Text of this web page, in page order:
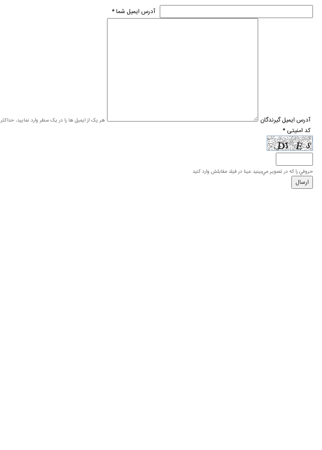
* آدرس ايميل شما
* آدرس ايميل گيرندگان هر یک از ایمیل ها را در یک سطر وارد نمایید، حداکثر ۲۰ آدرس
* کد امنیتی
حروفي را كه در تصوير مي‌بينيد عينا در فيلد مقابلش وارد كنيد